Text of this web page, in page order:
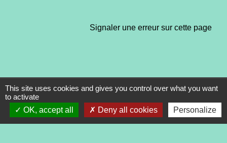
Signaler une erreur sur cette page
Contacts
Commune de Tréveneuc
2 place du Bourg
22410 Tréveneuc - FRANCE
This site uses cookies and gives you control over what you want
to activate
OK, accept all
Deny all cookies Personalize